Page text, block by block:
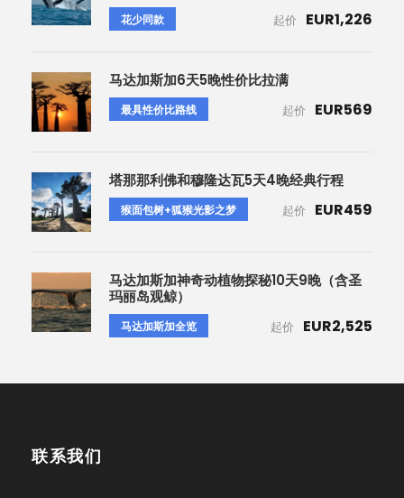
花少同款 起价 EUR1,226
马达加斯加6天5晚性价比拉满
最具性价比路线 起价 EUR569
塔那那利佛和穆隆达瓦5天4晚经典行程
猴面包树+狐猴光影之梦 起价 EUR459
马达加斯加神奇动植物探秘10天9晚（含圣
玛丽岛观鲸）
马达加斯加全览 起价 EUR2,525
联系我们